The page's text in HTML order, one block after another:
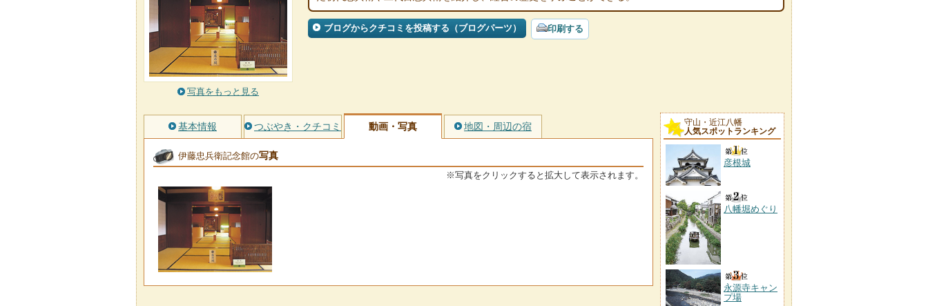
写真をもっと見る
ブログからクチコミを投稿する（ブログパーツ） 印刷する
基本情報 つぶやき・クチコミ 動画・写真 地図・周辺の宿
伊藤忠兵衛記念館の写真
※写真をクリックすると拡大して表示されます。
守山・近江八幡
人気スポットランキング
彦根城
八幡堀めぐり
永源寺キャン
プ場